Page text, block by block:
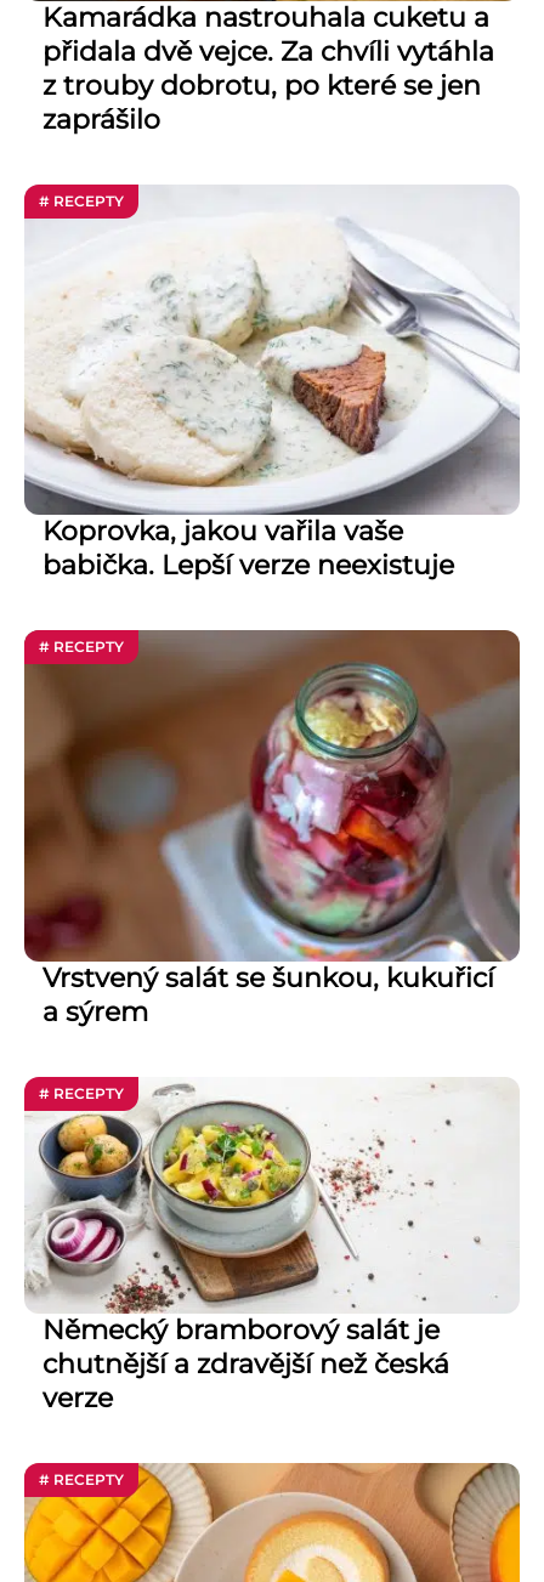
Kamarádka nastrouhala cuketu a
přidala dvě vejce. Za chvíli vytáhla
z trouby dobrotu, po které se jen
zaprášilo
# RECEPTY
Koprovka, jakou vařila vaše
babička. Lepší verze neexistuje
# RECEPTY
Vrstvený salát se šunkou, kukuřicí
a sýrem
# RECEPTY
Německý bramborový salát je
chutnější a zdravější než česká
verze
# RECEPTY